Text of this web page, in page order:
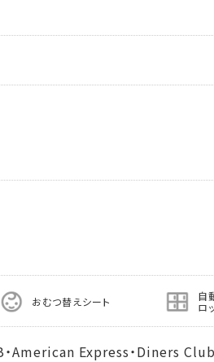
おむつ替えシート 自
ロ
・American Express・Diners